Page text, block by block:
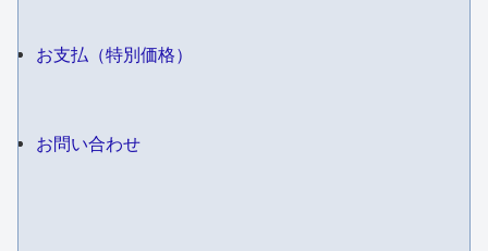
お支払（特別価格）
お問い合わせ